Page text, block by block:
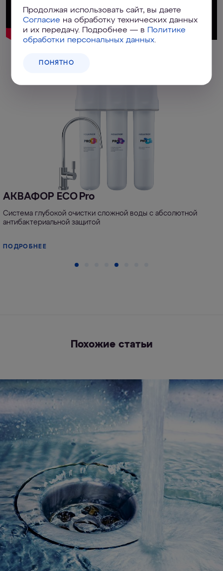
АКВАФОР ECO Pro
Система глубокой очистки сложной воды с абсолютной
антибактериальной защитой
ПОДРОБНЕЕ
Похожие статьи
Продолжая использовать сайт, вы даете
Согласие на обработку технических данных
и их передачу. Подробнее — в
Политике
обработки персональных данных.
ПОНЯТНО